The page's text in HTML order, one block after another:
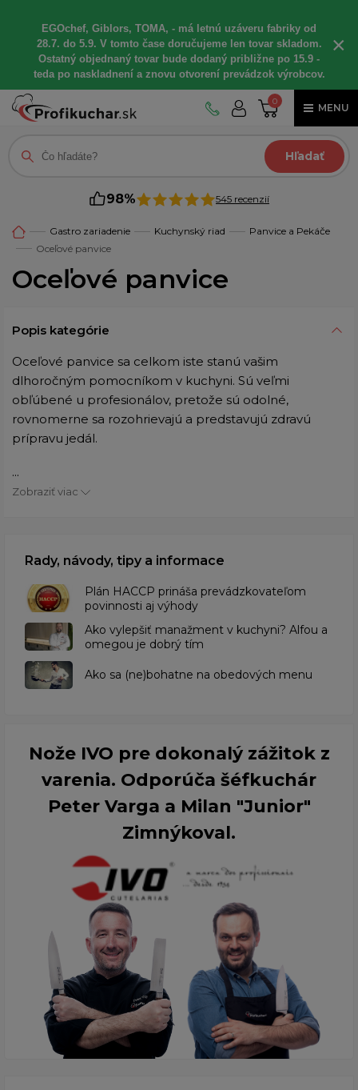
EGOchef, Giblors, TOMA, - má letnú uzáveru fabriky od
28.7. do 5.9. V tomto čase doručujeme len tovar skladom.
Ostatný objednaný tovar bude dodaný približne po 15.9 -
teda po naskladnení a znovu otvorení prevádzok výrobcov.
×
0
MENU
Hľadať
98% 545 recenzií
Gastro zariadenie Kuchynský riad
Panvice a Pekáče
Oceľové panvice
Oceľové panvice
Popis kategórie
Oceľové panvice sa celkom iste stanú vašim
dlhoročným pomocníkom v kuchyni. Sú veľmi
obľúbené u profesionálov, pretože sú odolné,
rovnomerne sa rozohrievajú a predstavujú zdravú
prípravu jedál.
...
Zobraziť viac
Rady, návody, tipy a informace
​Plán HACCP prináša prevádzkovateľom
povinnosti aj výhody
Ako vylepšiť manažment v kuchyni? Alfou a
omegou je dobrý tím
​Ako sa (ne)bohatne na obedových menu
Nože IVO pre dokonalý zážitok z
varenia. Odporúča šéfkuchár
Peter Varga a Milan "Junior"
Zimnýkoval.